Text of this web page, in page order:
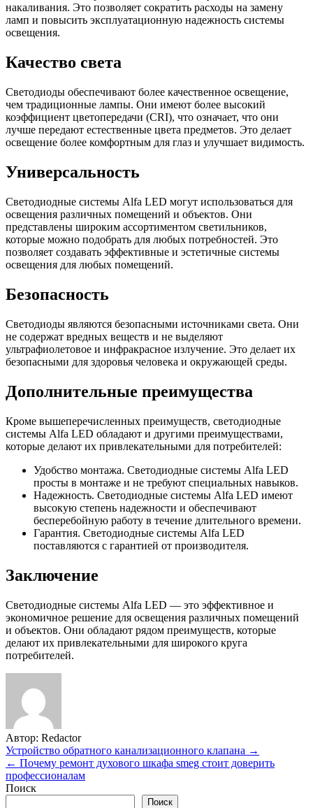
накаливания. Это позволяет сократить расходы на замену
ламп и повысить эксплуатационную надежность системы
освещения.
Качество света
Светодиоды обеспечивают более качественное освещение,
чем традиционные лампы. Они имеют более высокий
коэффициент цветопередачи (CRI), что означает, что они
лучше передают естественные цвета предметов. Это делает
освещение более комфортным для глаз и улучшает видимость.
Универсальность
Светодиодные системы Alfa LED могут использоваться для
освещения различных помещений и объектов. Они
представлены широким ассортиментом светильников,
которые можно подобрать для любых потребностей. Это
позволяет создавать эффективные и эстетичные системы
освещения для любых помещений.
Безопасность
Светодиоды являются безопасными источниками света. Они
не содержат вредных веществ и не выделяют
ультрафиолетовое и инфракрасное излучение. Это делает их
безопасными для здоровья человека и окружающей среды.
Дополнительные преимущества
Кроме вышеперечисленных преимуществ, светодиодные
системы Alfa LED обладают и другими преимуществами,
которые делают их привлекательными для потребителей:
Удобство монтажа. Светодиодные системы Alfa LED
просты в монтаже и не требуют специальных навыков.
Надежность. Светодиодные системы Alfa LED имеют
высокую степень надежности и обеспечивают
бесперебойную работу в течение длительного времени.
Гарантия. Светодиодные системы Alfa LED
поставляются с гарантией от производителя.
Заключение
Светодиодные системы Alfa LED — это эффективное и
экономичное решение для освещения различных помещений
и объектов. Они обладают рядом преимуществ, которые
делают их привлекательными для широкого круга
потребителей.
Автор: Redactor
Навигация
по
записям
Устройство обратного канализационного клапана →
← Почему ремонт духового шкафа smeg стоит доверить
профессионалам
Поиск
Поиск